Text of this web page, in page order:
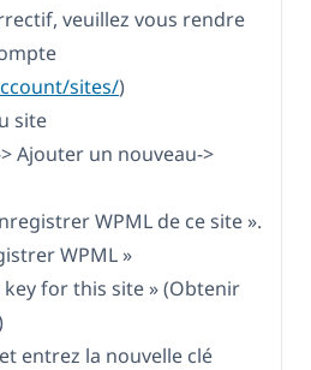
veuillez vous rendre
sites/)
site
Ajouter un nouveau->
WPML de ce site ».
WPML »
key for this site » (Obtenir
entrez la nouvelle clé